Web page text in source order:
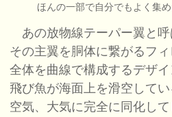
ほんの一部で自分でもよく集め
あの放物線テーパー翼と呼
その主翼を胴体に繋がるフ
全体を曲線で構成するデザ
飛び魚が海面上を滑空してい
空気、大気に完全に同化し